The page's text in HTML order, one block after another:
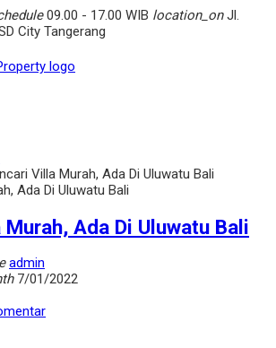
09.00 - 17.00 WIB location_onJl.
City Tangerang
Villa Murah, Ada Di Uluwatu Bali
Ada Di Uluwatu Bali
admin
7/01/2022